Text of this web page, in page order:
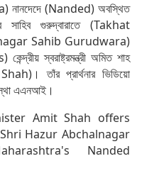
নানদেদে (Nanded) অবস্থিত
সাহিব গুরুদ্বারাতে (Takhat
Sahib Gurudwara)
স্বরাষ্ট্রমন্ত্রী অমিত শাহ
তাঁর প্রার্থনার ভিডিয়ো
এএনআই।
Amit Shah offers
Hazur Abchalnagar
Nanded